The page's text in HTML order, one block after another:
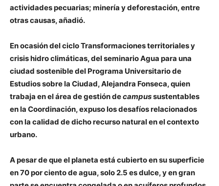
actividades pecuarias; minería y deforestación, entre
otras causas, añadió.
En ocasión del ciclo Transformaciones territoriales y
crisis hidro climáticas, del seminario Agua para una
ciudad sostenible del Programa Universitario de
Estudios sobre la Ciudad, Alejandra Fonseca, quien
trabaja en el área de gestión decampussustentables
en la Coordinación, expuso los desafíos relacionados
con la calidad de dicho recurso natural en el contexto
urbano.
A pesar de que el planeta está cubierto en su superficie
en 70 por ciento de agua, solo 2.5 es dulce, y en gran